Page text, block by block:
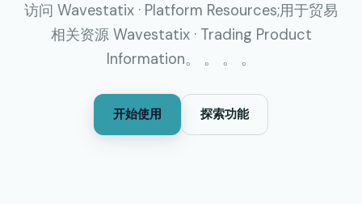
访问 Wavestatix · Platform Resources;用于贸易
相关资源 Wavestatix · Trading Product
Information。 。 。 。
开始使用 探索功能